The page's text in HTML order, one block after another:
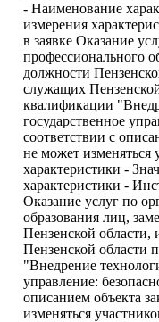
- Наименование
измерения
в заявке Оказание
профессионального
должности
служащих
квалификации
государственное
соответствии с
не может изменяться
характеристики -
характеристики -
Оказание услуг по
образования лиц,
Пензенской области,
Пензенской области
"Внедрение
управление:
описанием объекта
изменяться